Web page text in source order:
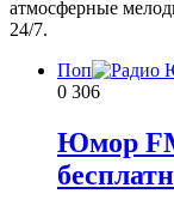
атмосферные
24/7.
Поп
0 306
Юмор